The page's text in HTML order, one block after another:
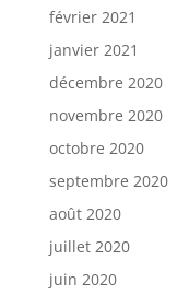
février 2021
janvier 2021
décembre 2020
novembre 2020
octobre 2020
septembre 2020
août 2020
juillet 2020
juin 2020